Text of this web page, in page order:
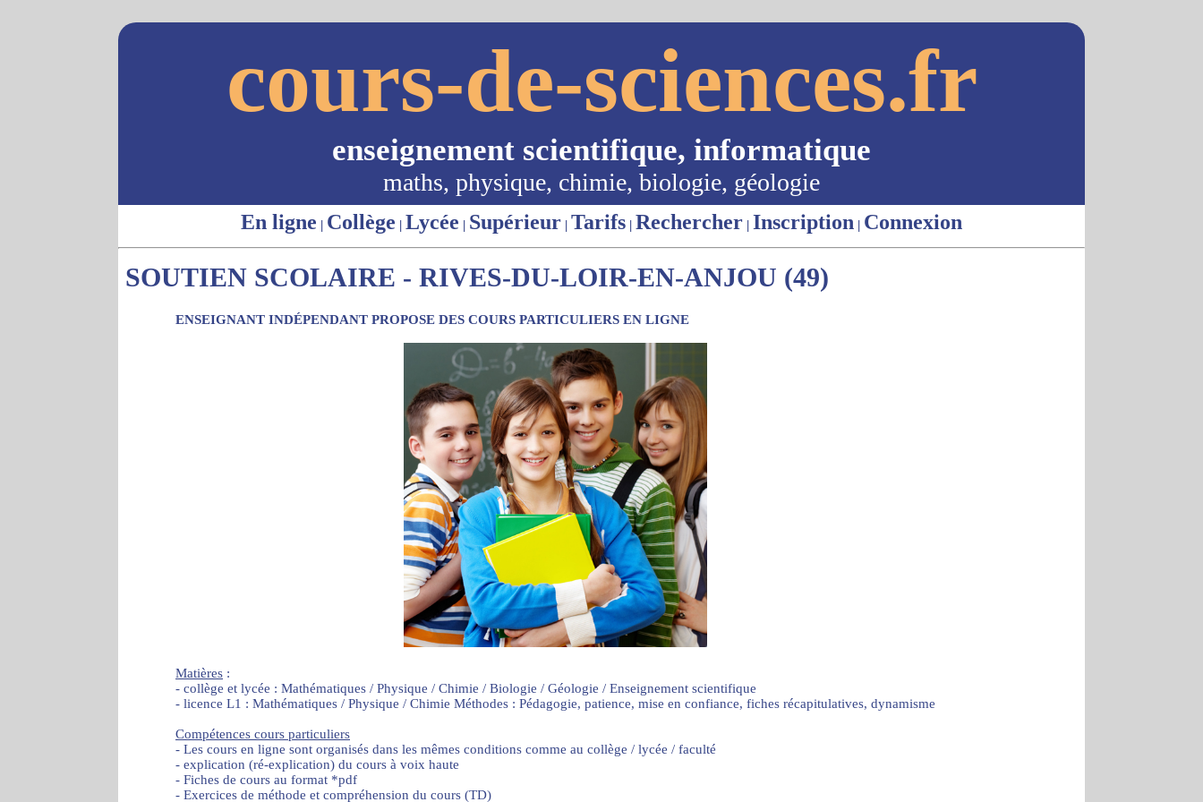
cours-de-sciences.fr
enseignement scientifique, informatique
maths, physique, chimie, biologie, géologie
En ligne | Collège | Lycée | Supérieur | Tarifs | Rechercher | Inscription | Connexion
SOUTIEN SCOLAIRE - RIVES-DU-LOIR-EN-ANJOU (49)
ENSEIGNANT INDÉPENDANT PROPOSE DES COURS PARTICULIERS EN LIGNE
Matières :
- collège et lycée : Mathématiques / Physique / Chimie / Biologie / Géologie / Enseignement scientifique
- licence L1 : Mathématiques / Physique / Chimie Méthodes : Pédagogie, patience, mise en confiance, fiches récapitulatives, dynamisme
Compétences cours particuliers
- Les cours en ligne sont organisés dans les mêmes conditions comme au collège / lycée / faculté
- explication (ré-explication) du cours à voix haute
- Fiches de cours au format *pdf
- Exercices de méthode et compréhension du cours (TD)